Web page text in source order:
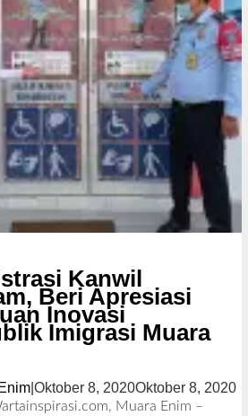
Kanwil
Beri Apresiasi
Inovasi
Imigrasi Muara
| Oktober 8, 2020Oktober 8, 2020o
Muara Enim –